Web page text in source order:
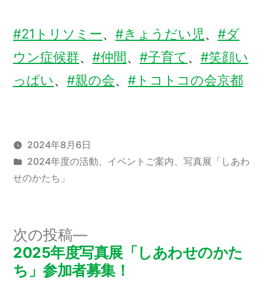
#21トリソミー、 #きょうだい児、 #ダ
ウン症候群、 #仲間、 #子育て、 #笑顔い
っぱい、 #親の会、 # トコトコの会京都
2024年8月6日
カ
テ
2024年度の活動 イベントご案内
写真展「しあわ
せのかたち」
投
次の投稿
次
の
投
2025年度写真展「しあわせのかた
ち」参加者募集！